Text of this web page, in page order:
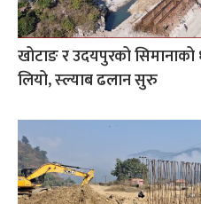
खोटाङ र उदयपुरको
लियो, स्ल्याब ढलान सुरु